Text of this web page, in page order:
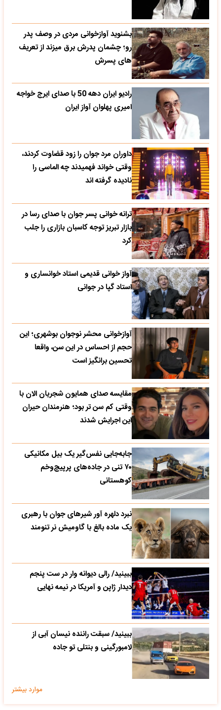
بشنوید آوازخوانی مردی در وصف پدر
رو؛ چشمان پدرش برق میزند از تعریف
های پسرش
رادیو ایران دهه 50 با صدای ایرج خواجه
امیری پهلوان آواز ایران
داوران مرد جوان را زود قضاوت کردند،
وقتی خواند فهمیدند چه الماسی را
نادیده گرفته اند
ترانه خوانی پسر جوان با صدای رسا در
بازار تبریز توجه کاسبان بازاری را جلب
کرد
آواز خوانی قدیمی استاد خوانساری و
استاد گپا در جوانی
آوازخوانی محشر نوجوان بوشهری؛ این
حجم از احساس در این سن، واقعا
تحسین‌ برانگیز است
مقایسه صدای همایون شجریان الان با
وقتی کم سن تر بود؛ هنرمندان حیران
این اجرایش شدند
جابه‌جایی نفس‌گیر یک بیل مکانیکی
۷۰ تنی در جاده‌های پرپیچ‌وخم
کوهستانی
نبرد دلهره آور شیرهای جوان با رهبری
یک ماده بالغ با گاومیش نر تنومند
ببینید/ رالی دیوانه وار در ست پنجم
دیدار ژاپن و آمریکا در نیمه نهایی
ببینید/ سبقت راننده نیسان آبی از
لامبورگینی و بنتلی تو جاده
موارد بیشتر